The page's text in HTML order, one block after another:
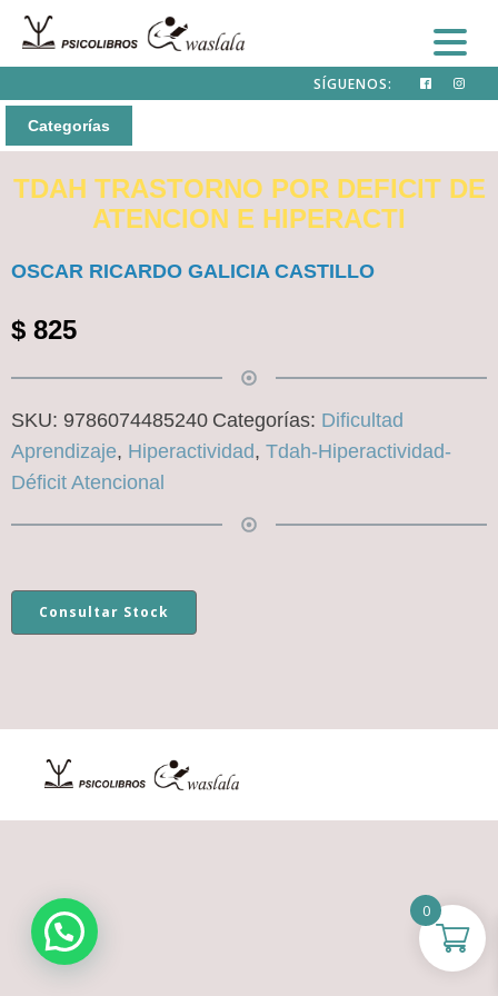
SÍGUENOS:
Categorías
TDAH TRASTORNO POR DEFICIT DE
ATENCION E HIPERACTI
OSCAR RICARDO GALICIA CASTILLO
$ 825
SKU: 9786074485240 Categorías: Dificultad
Aprendizaje, Hiperactividad, Tdah-Hiperactividad-
Déficit Atencional
Consultar Stock
0